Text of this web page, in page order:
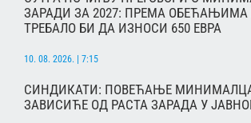
ЗАРАДИ ЗА 2027: ПРЕМА
ТРЕБАЛО БИ ДА ИЗНОСИ 650 ЕВРА
10. 08. 2026. | 7:15
СИНДИКАТИ: ПОВЕЋАЊЕ МИНИМАЛЦА
ЗАВИСИЋЕ ОД РАСТА ЗАРАДА У